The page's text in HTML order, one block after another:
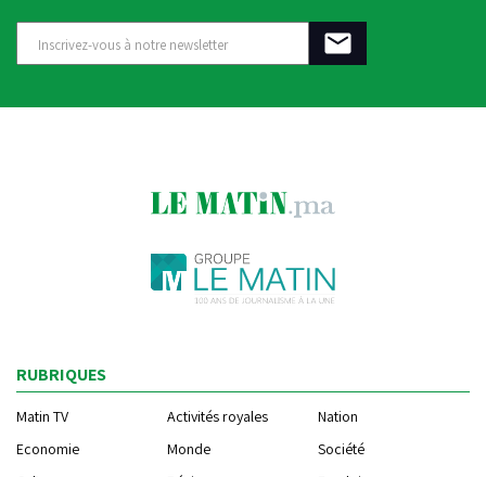
RUBRIQUES
Matin TV Activités royales
Nation
Economie
Monde
Société